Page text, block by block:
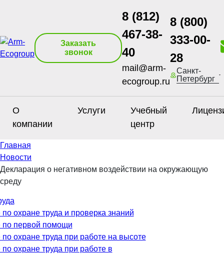
Заказать
звонок
8 (812)
467-38-
40
mail@arm-
ecogroup.ru
8 (800)
333-00-
28
Санкт-
Петербург
О
компании
Услуги
Учебный
центр
Главная
Новости
Декларация о негативном воздействии на окружающую
среду
охране труда и проверка знаний
по первой помощи
охране труда при работе на высоте
охране труда при работе в